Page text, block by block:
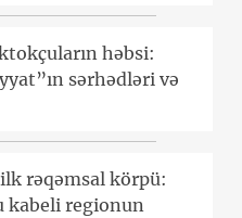
həbsi:
sərhədləri və
rəqəmsal körpü:
kabeli regionun